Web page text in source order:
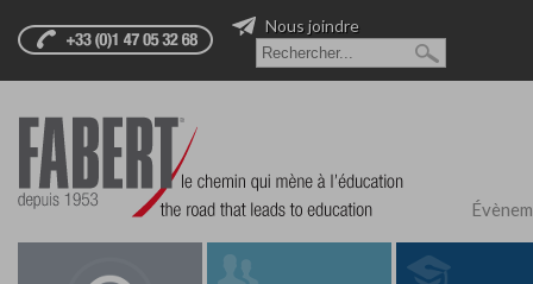
Nous joindre